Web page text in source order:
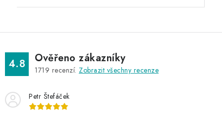
4.8 Ověřeno zákazníky
1719 recenzí. Zobrazit všechny recenze
Petr Štefáček